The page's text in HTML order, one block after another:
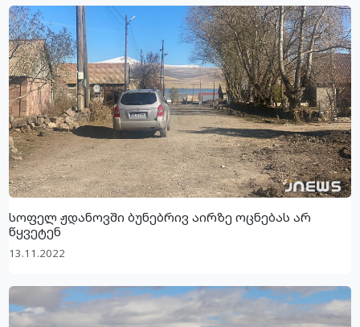
სოფელ ჟდანოვში ბუნებრივ აირზე ოცნებას არ
წყვეტენ
13.11.2022